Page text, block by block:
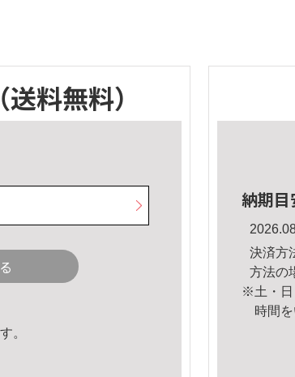
（送料無料）
。
納期目
決済方
方法の
※土・日
時間